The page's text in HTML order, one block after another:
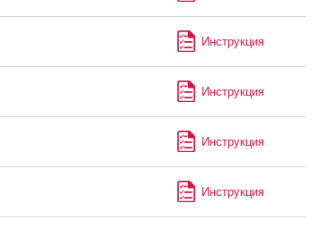
Инструкция
Инструкция
Инструкция
Инструкция